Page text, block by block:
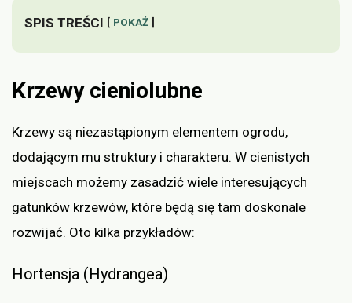
SPIS TREŚCI POKAŻ
Krzewy cieniolubne
Krzewy są niezastąpionym elementem ogrodu,
dodającym mu struktury i charakteru. W cienistych
miejscach możemy zasadzić wiele interesujących
gatunków krzewów, które będą się tam doskonale
rozwijać. Oto kilka przykładów:
Hortensja (Hydrangea)